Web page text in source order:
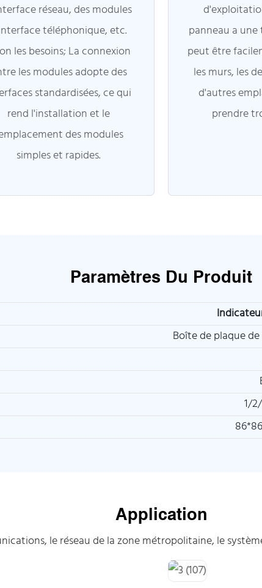
réseau, des modules
téléphonique, etc.
les besoins; La connexion
les modules adopte des
standardisées, ce qui
rend l'installation et le
des modules
simples et rapides.
panneau a
peut être
les murs, les
d'autres
prendre
Paramètres Du Produit
Boîte de plaque
1/
Application
le réseau de la zone métropolitaine, le